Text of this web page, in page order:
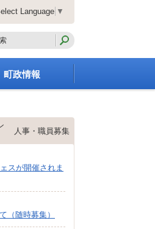
Language ▼
町政情報
内
部屋
備
人事・職員募集
スが開催されま
（随時募集）